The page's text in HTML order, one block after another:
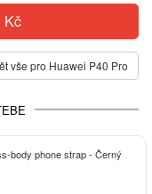
Kč
vše pro Huawei P40 Pro
body phone strap - Černý